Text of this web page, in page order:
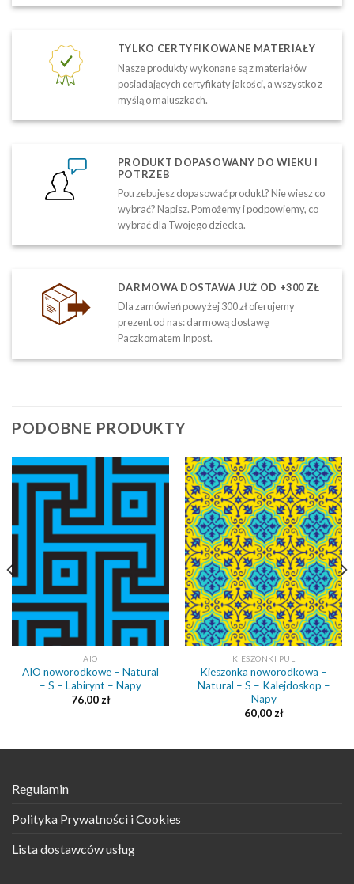
TYLKO CERTYFIKOWANE MATERIAŁY
Nasze produkty wykonane są z materiałów
posiadających certyfikaty jakości, a wszystko z
myślą o maluszkach.
PRODUKT DOPASOWANY DO WIEKU I
POTRZEB
Potrzebujesz dopasować produkt? Nie wiesz co
wybrać? Napisz. Pomożemy i podpowiemy, co
wybrać dla Twojego dziecka.
DARMOWA DOSTAWA JUŻ OD +300 ZŁ
Dla zamówień powyżej 300 zł oferujemy
prezent od nas: darmową dostawę
Paczkomatem Inpost.
PODOBNE PRODUKTY
AIO
AIO noworodkowe – Natural
– S – Labirynt – Napy
76,00zł
KIESZONKI PUL
Kieszonka noworodkowa –
Natural – S – Kalejdoskop –
Napy
60,00zł
Regulamin
Polityka Prywatności i Cookies
Lista dostawców usług